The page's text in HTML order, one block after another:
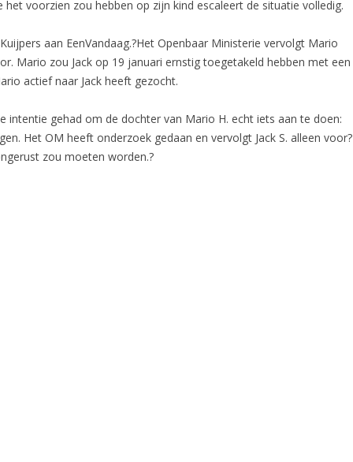
voorzien zou hebben op zijn kind escaleert de situatie volledig.
aan EenVandaag.?Het Openbaar Ministerie vervolgt Mario
Mario zou Jack op 19 januari ernstig toegetakeld hebben met een
actief naar Jack heeft gezocht.
intentie gehad om de dochter van Mario H. echt iets aan te doen:
Het OM heeft onderzoek gedaan en vervolgt Jack S. alleen voor?
zou moeten worden.?